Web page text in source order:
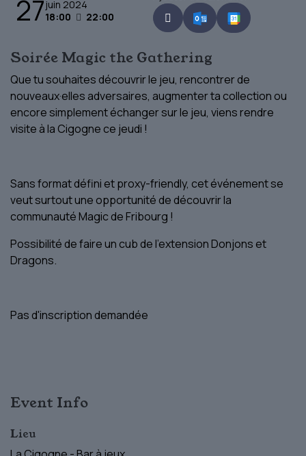
27 juin 2024
18:00
22:00
Soirée Magic the Gathering
Que tu souhaites découvrir le jeu, rencontrer de
nouveaux·elles adversaires, augmenter ta collection ou
encore simplement échanger sur le jeu, viens rendre
visite à la Cigogne ce jeudi !
Sans format défini et proxy-friendly, cet événement se
veut surtout une opportunité de découvrir la
communauté Magic de Fribourg !
Possibilité de faire un cub de l'extension Donjons et
Dragons.
Pas d'inscription demandée
Event Info
Lieu